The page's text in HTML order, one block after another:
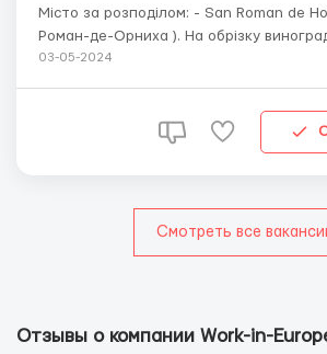
Місто за розподілом: - San Roman de
Роман-де-Орниха ). На обрізку винограду: потрібно 10
осіб. Потрібні: (чоловіки, жінки та пари). ( за бажанням
денний робочий тижд...
03-05-2024
Смотреть все
Отзывы о компании Work-in-